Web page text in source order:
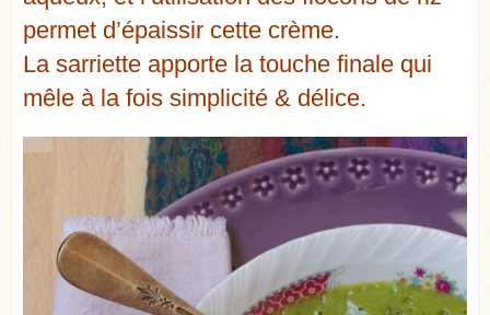
permet d’épaissir cette crème.
La sarriette apporte la touche finale qui
mêle à la fois simplicité & délice.